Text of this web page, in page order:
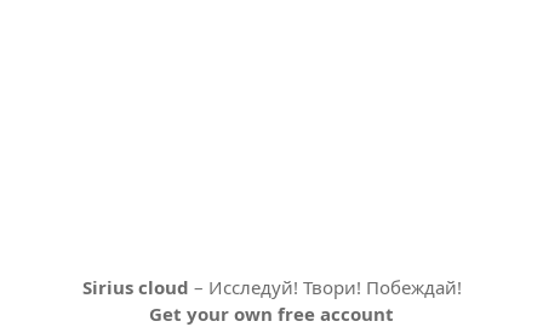
Sirius cloud – Исследуй! Твори! Побеждай!
Get your own free account